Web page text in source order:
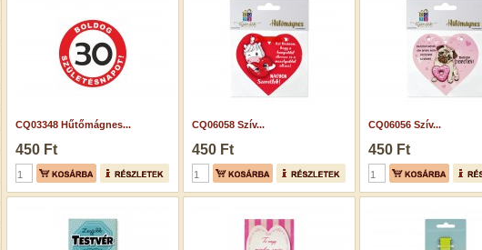
CQ03348 Hűtőmágnes...
450 Ft
CQ06058 Szív...
450 Ft
CQ06056 Szív...
450 Ft